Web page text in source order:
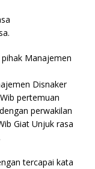
Manajemen
Disnaker
pertemuan
perwakilan
Giat Unjuk rasa
tercapai kata